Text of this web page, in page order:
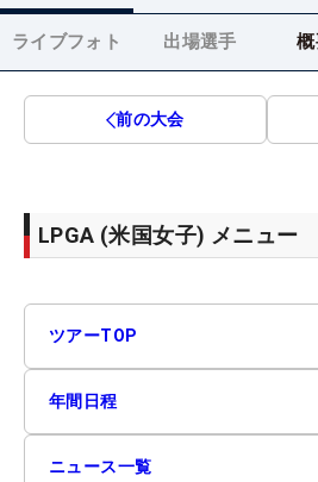
ライブフォト 出場選手
前の大会
LPGA (米国女子) メニュー
ツアーTOP
年間日程
ニュース一覧